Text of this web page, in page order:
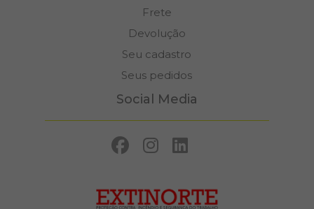
Frete
Devolução
Seu cadastro
Seus pedidos
Social Media